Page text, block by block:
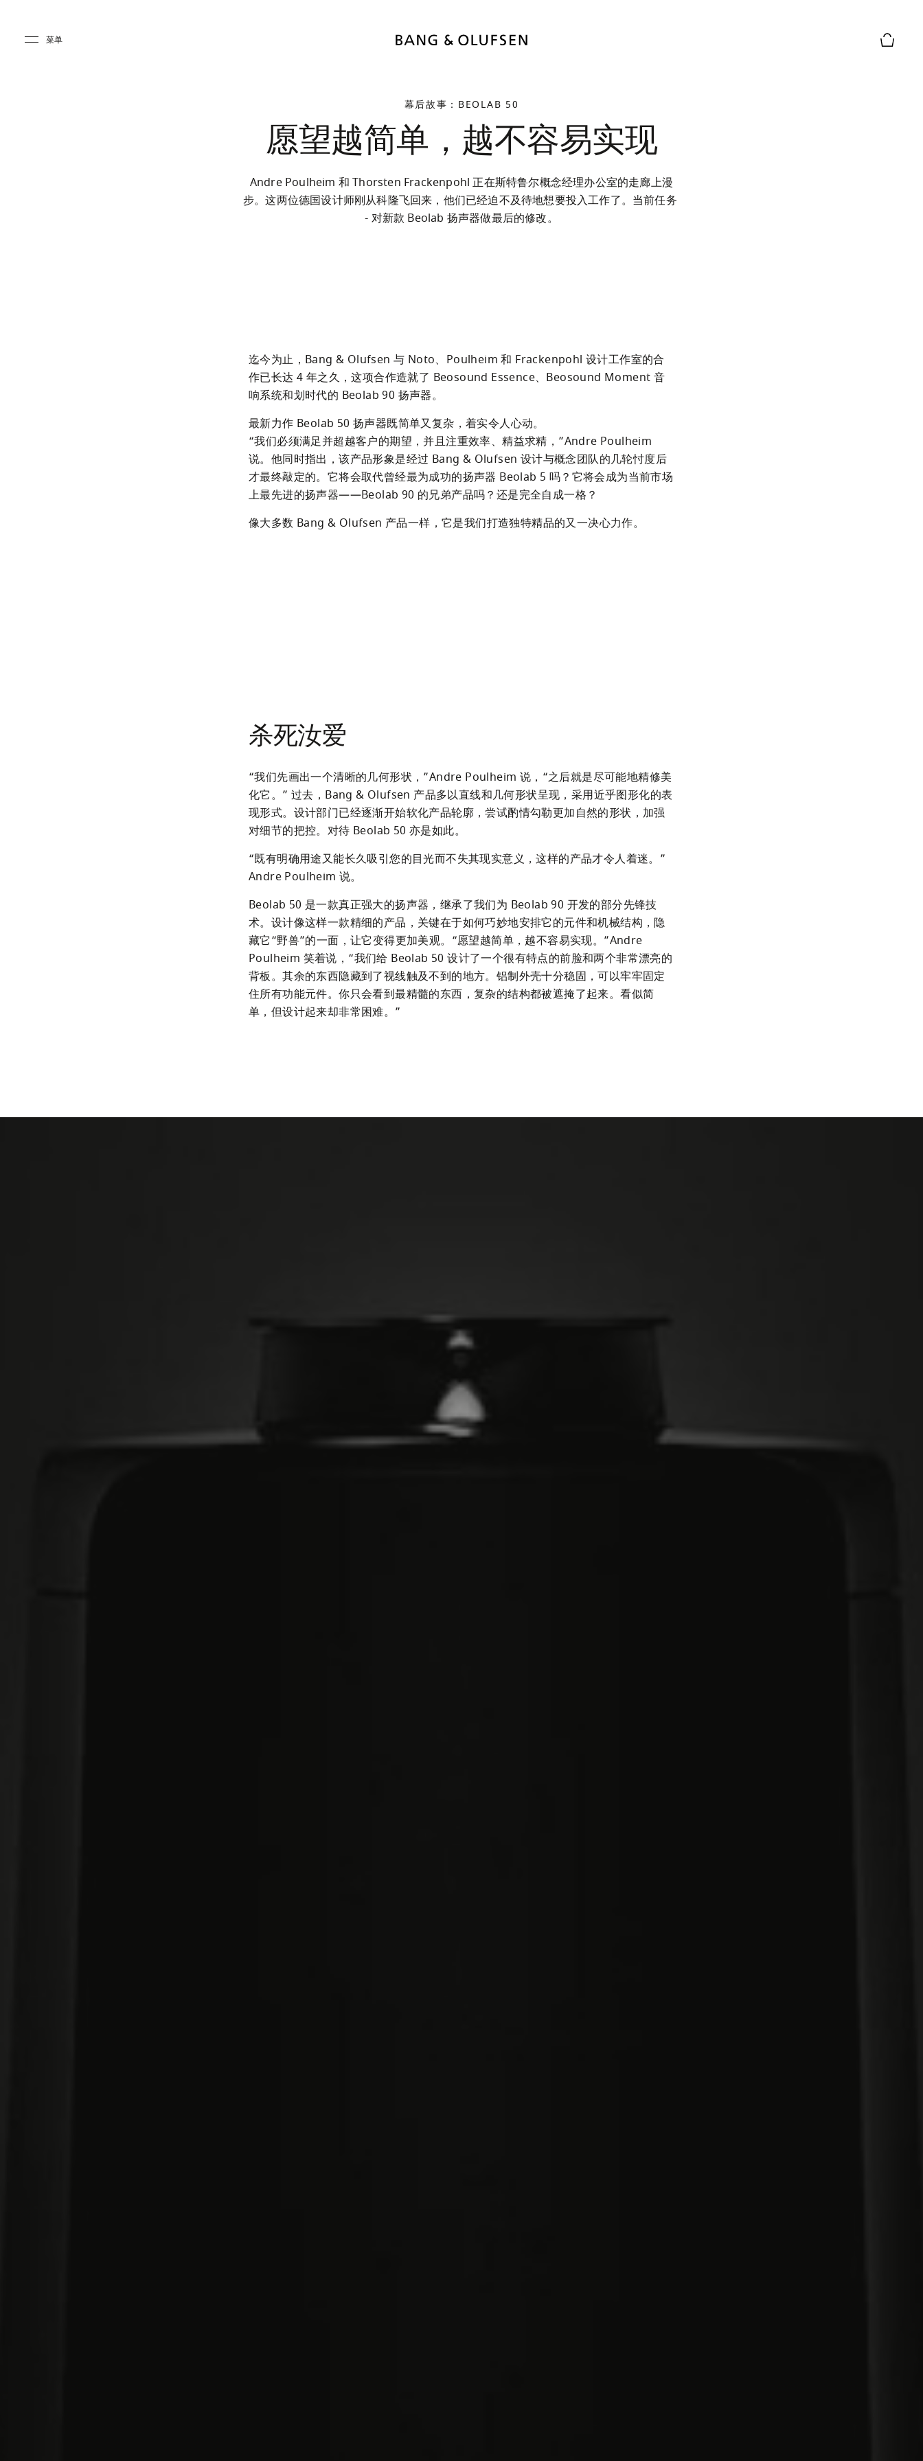
菜单
幕后故事：BEOLAB 50
愿望越简单，越不容易实现
Andre Poulheim 和 Thorsten Frackenpohl 正在斯特鲁尔概念经理办公室的走廊上漫
步。这两位德国设计师刚从科隆飞回来，他们已经迫不及待地想要投入工作了。当前任务
- 对新款 Beolab 扬声器做最后的修改。
迄今为止，Bang & Olufsen 与 Noto、Poulheim 和 Frackenpohl 设计工作室的合
作已长达 4 年之久，这项合作造就了 Beosound Essence、Beosound Moment 音
响系统和划时代的 Beolab 90 扬声器。
最新力作 Beolab 50 扬声器既简单又复杂，着实令人心动。
“我们必须满足并超越客户的期望，并且注重效率、精益求精，”Andre Poulheim
说。他同时指出，该产品形象是经过 Bang & Olufsen 设计与概念团队的几轮忖度后
才最终敲定的。它将会取代曾经最为成功的扬声器 Beolab 5 吗？它将会成为当前市场
上最先进的扬声器——Beolab 90 的兄弟产品吗？还是完全自成一格？
像大多数 Bang & Olufsen 产品一样，它是我们打造独特精品的又一决心力作。
杀死汝爱
“我们先画出一个清晰的几何形状，”Andre Poulheim 说，“之后就是尽可能地精修美
化它。” 过去，Bang & Olufsen 产品多以直线和几何形状呈现，采用近乎图形化的表
现形式。设计部门已经逐渐开始软化产品轮廓，尝试酌情勾勒更加自然的形状，加强
对细节的把控。对待 Beolab 50 亦是如此。
“既有明确用途又能长久吸引您的目光而不失其现实意义，这样的产品才令人着迷。”
Andre Poulheim 说。
Beolab 50 是一款真正强大的扬声器，继承了我们为 Beolab 90 开发的部分先锋技
术。设计像这样一款精细的产品，关键在于如何巧妙地安排它的元件和机械结构，隐
藏它“野兽”的一面，让它变得更加美观。“愿望越简单，越不容易实现。”Andre
Poulheim 笑着说，“我们给 Beolab 50 设计了一个很有特点的前脸和两个非常漂亮的
背板。其余的东西隐藏到了视线触及不到的地方。铝制外壳十分稳固，可以牢牢固定
住所有功能元件。你只会看到最精髓的东西，复杂的结构都被遮掩了起来。看似简
单，但设计起来却非常困难。”